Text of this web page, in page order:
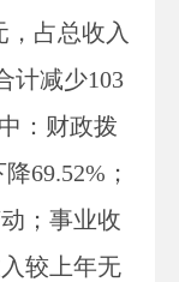
，占总收入
计减少103
：财政拨
降69.52%；
；事业收
较上年无